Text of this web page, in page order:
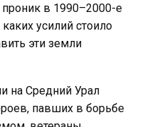
в 1990–2000-е
усилий стоило
эти земли
на Средний Урал
павших в борьбе